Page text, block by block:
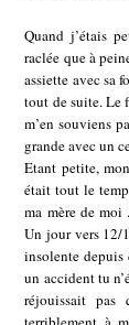
Quand j’étais
raclée que à
assiette avec sa
tout de suite. Le
m’en souviens
grande avec un
Etant petite,
était tout le
ma mère de moi
Un jour vers 12/
insolente depuis
un accident tu
réjouissait pas